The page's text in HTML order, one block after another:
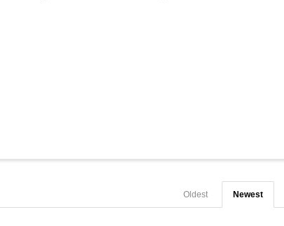
Newest
Oldest